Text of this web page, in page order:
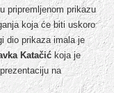
pripremljenom prikazu
koja će biti uskoro
dio prikaza imala je
Katačić koja je
na